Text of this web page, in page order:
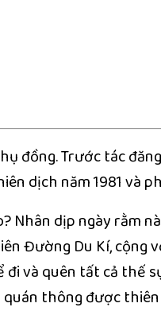
đồng. Trước tác
dịch năm 1981 và
Nhân dịp ngày rằm
Đường Du Kí, cộng
và quên tất cả thế
quán thông được